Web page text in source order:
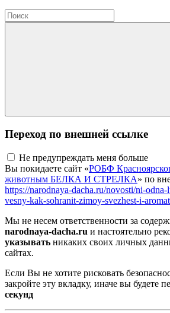
Переход по внешней ссылке
Не предупреждать меня больше
Вы покидаете сайт «РОБФ
животным БЕЛКА И СТРЕЛКА» по
https://narodnaya-dacha.ru/novosti/ni-
vesny-kak-sohranit-zimoy-svezhest-i-aromat
Мы не несем ответственности за
narodnaya-dacha.ru и настоятельно
указывать никаких своих личных
сайтах.
Если Вы не хотите рисковать
закройте эту вкладку, иначе вы будете
секунд